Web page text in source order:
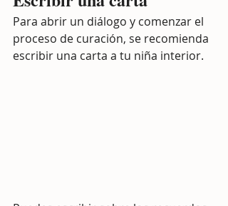
Para abrir un diálogo y comenzar el
proceso de curación, se recomienda
escribir una carta a tu niña interior.